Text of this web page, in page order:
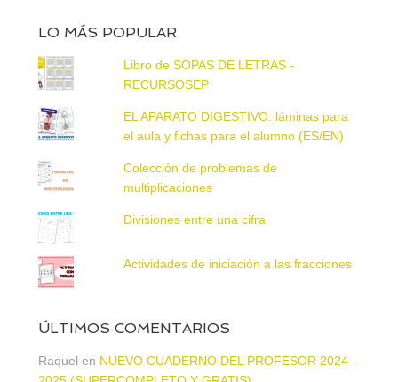
LO MÁS POPULAR
Libro de SOPAS DE LETRAS -
RECURSOSEP
EL APARATO DIGESTIVO: láminas para
el aula y fichas para el alumno (ES/EN)
Colección de problemas de
multiplicaciones
Divisiones entre una cifra
Actividades de iniciación a las fracciones
ÚLTIMOS COMENTARIOS
Raquel en NUEVO CUADERNO DEL PROFESOR 2024 –